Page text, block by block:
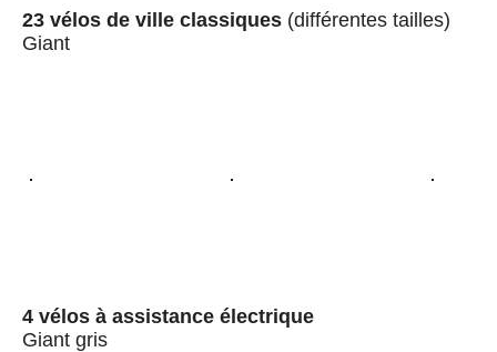
23 vélos de ville classiques (différentes tailles)
Giant
4 vélos à assistance électrique
Giant gris